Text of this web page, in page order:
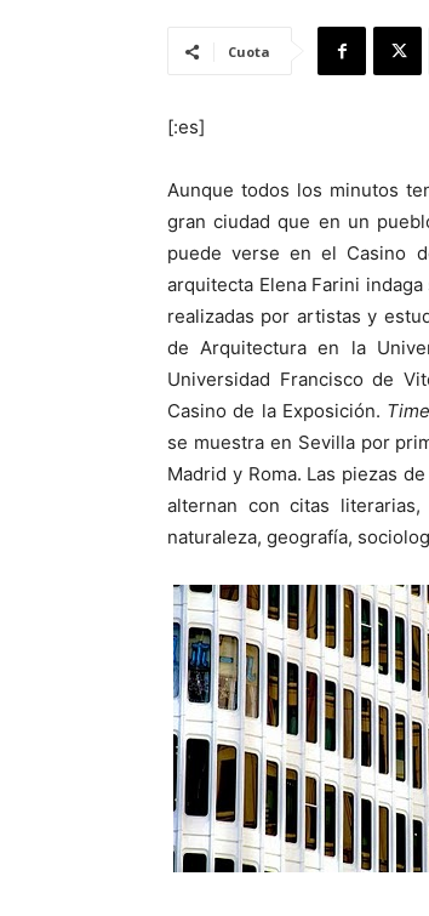
Cuota
[:es]
Aunque todos los minutos
gran ciudad que en un
puede verse en el Casino
arquitecta Elena Farini
realizadas por artistas y
de Arquitectura en la
Universidad Francisco de
Casino de la Exposición.
se muestra en Sevilla por
Madrid y Roma. Las piezas
alternan con citas literarias,
naturaleza, geografía,